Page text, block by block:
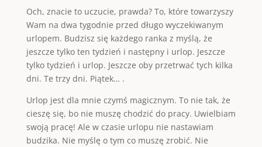
Och, znacie to uczucie, prawda? To, które towarzyszy
Wam na dwa tygodnie przed długo wyczekiwanym
urlopem. Budzisz się każdego ranka z myślą, że
jeszcze tylko ten tydzień i następny i urlop. Jeszcze
tylko tydzień i urlop. Jeszcze oby przetrwać tych kilka
dni. Te trzy dni. Piątek… .
Urlop jest dla mnie czymś magicznym. To nie tak, że
cieszę się, bo nie muszę chodzić do pracy. Uwielbiam
swoją pracę! Ale w czasie urlopu nie nastawiam
budzika. Nie myślę o tym co muszę zrobić. Nie